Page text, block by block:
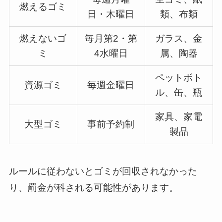
燃えるゴミ
日・木曜日
類、布類
燃えないゴ
ミ
毎月第2・第
4水曜日
ガラス、金
属、陶器
資源ゴミ 毎週金曜日
ペットボト
ル、缶、瓶
大型ゴミ 事前予約制
家具、家電
製品
ルールに従わないとゴミが回収されなかった
り、罰金が科される可能性があります。